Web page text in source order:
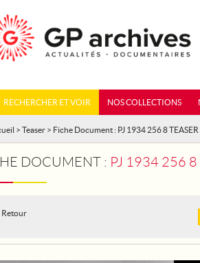
RECHERCHER ET VOIR NOS COLLECTIONS
> Teaser > Fiche Document : PJ 1934 256 8 TEASER
DOCUMENT : PJ 1934 256 8
Retour